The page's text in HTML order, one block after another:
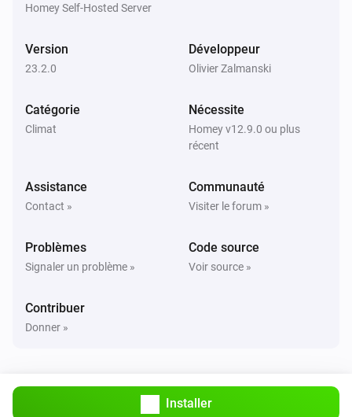
Heatzy
Heatzy
L'alarme de présence est activée
Un verrou est verrouillé
Est activé
L'état opérationnel est
Homey Self-Hosted Server
Version
23.2.0
Développeur
Olivier Zalmanski
Catégorie
Climat
Nécessite
Homey v12.9.0 ou plus
récent
Assistance
Contact »
Communauté
Visiter le forum »
Problèmes
Signaler un problème »
Code source
Voir source »
Contribuer
Donner »
Installer